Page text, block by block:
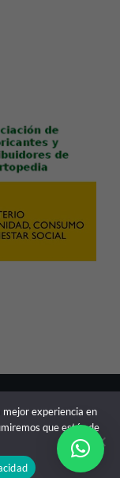
contenida en
a profesionales
mejor experiencia en
que estás de